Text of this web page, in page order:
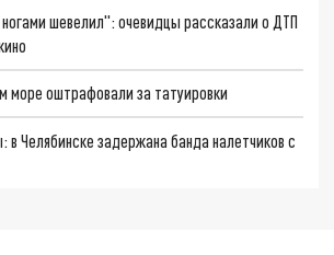
шевелил": очевидцы рассказали о ДТП
море оштрафовали за татуировки
в Челябинске задержана банда налетчиков с